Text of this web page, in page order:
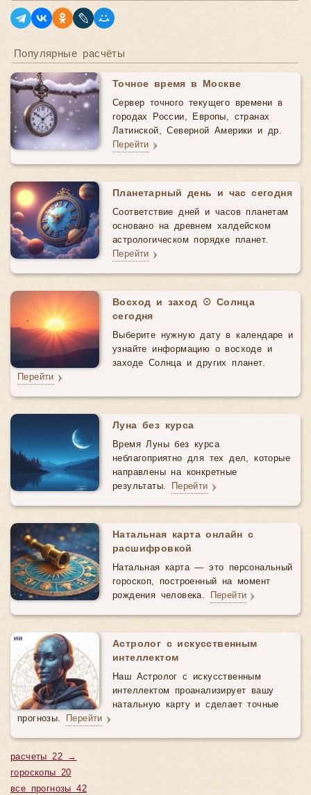
Популярные расчёты
Точное время в Москве
Сервер точного текущего времени в
городах России, Европы, странах
Латинской, Северной Америки и др.
Перейти
Планетарный день и час сегодня
Соответствие дней и часов планетам
основано на древнем халдейском
астрологическом порядке планет.
Перейти
Восход и заход ☉ Солнца
сегодня
Выберите нужную дату в календаре и
узнайте информацию о восходе и
заходе Солнца и других планет.
Перейти
Луна без курса
Время Луны без курса
неблагоприятно для тех дел, которые
направлены на конкретные
результаты. Перейти
Натальная карта онлайн с
расшифровкой
Натальная карта — это персональный
гороскоп, построенный на момент
рождения человека. Перейти
Астролог с искусственным
интеллектом
Наш Астролог с искусственным
интеллектом проанализирует вашу
натальную карту и сделает точные
прогнозы. Перейти
расчеты 22 →
гороскопы 20
все прогнозы 42